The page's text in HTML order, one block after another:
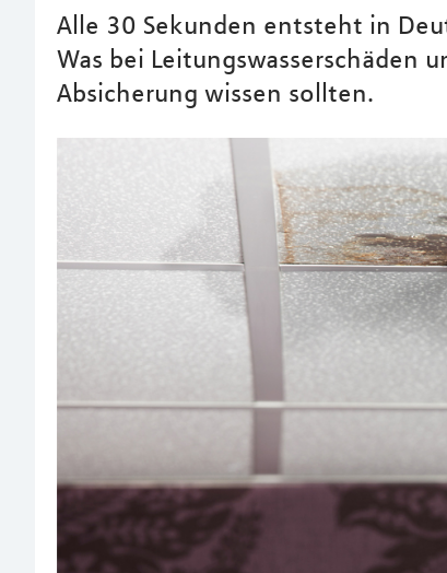
Alle 30 Sekunden entsteht in
Was bei Leitungswasserschäden
Absicherung wissen sollten.